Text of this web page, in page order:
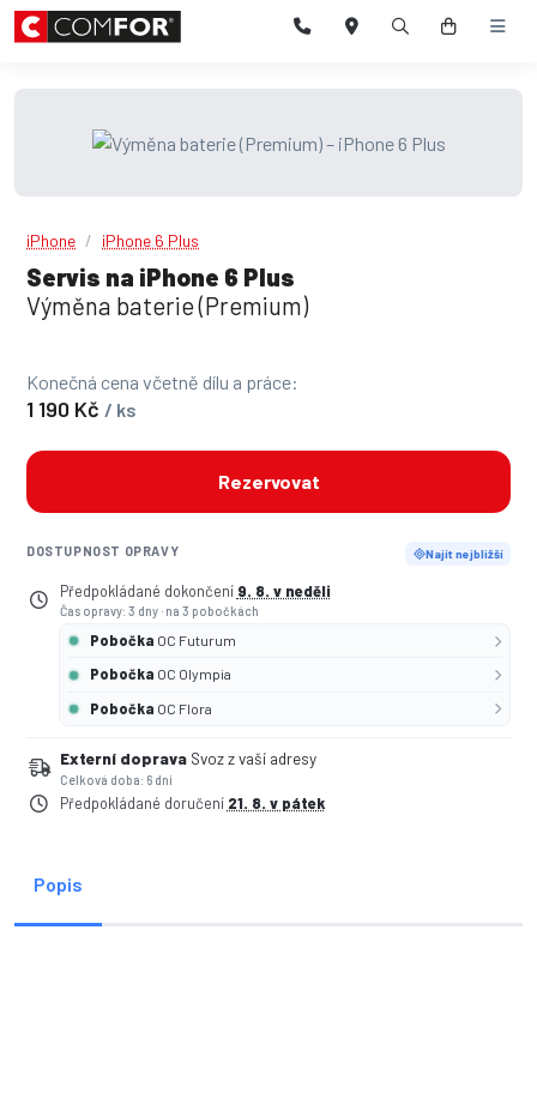
iPhone iPhone 6 Plus
Servis na iPhone 6 Plus
Výměna baterie (Premium)
Konečná cena včetně dílu a práce:
1 190 Kč / ks
Rezervovat
DOSTUPNOST OPRAVY Najít nejbližší
Předpokládané dokončení 9. 8. v neděli
Čas opravy: 3 dny · na 3 pobočkách
Pobočka OC Futurum
Pobočka OC Olympia
Pobočka OC Flora
Externí doprava Svoz z vaší adresy
Celková doba: 6 dní
Předpokládané doručení 21. 8. v pátek
Popis